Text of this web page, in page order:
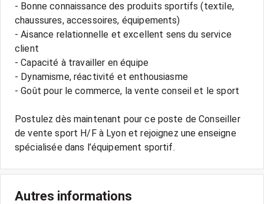
- Bonne connaissance des produits sportifs (textile,
chaussures, accessoires, équipements)
- Aisance relationnelle et excellent sens du service
client
- Capacité à travailler en équipe
- Dynamisme, réactivité et enthousiasme
- Goût pour le commerce, la vente conseil et le sport
Postulez dès maintenant pour ce poste de Conseiller
de vente sport H/F à Lyon et rejoignez une enseigne
spécialisée dans l’équipement sportif.
Autres informations